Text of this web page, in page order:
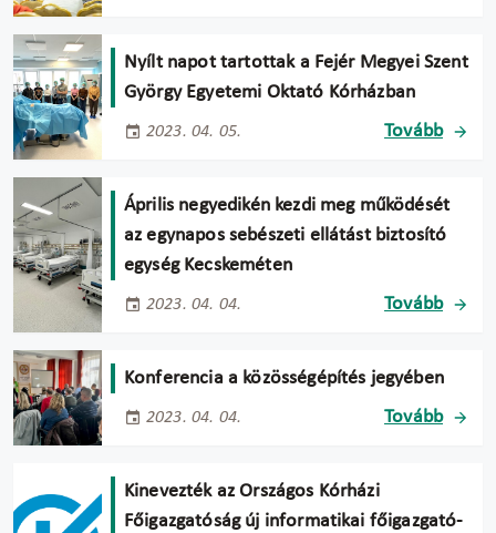
Nyílt napot tartottak a Fejér Megyei Szent
György Egyetemi Oktató Kórházban
2023. 04. 05. Tovább
Április negyedikén kezdi meg működését
az egynapos sebészeti ellátást biztosító
egység Kecskeméten
2023. 04. 04. Tovább
Konferencia a közösségépítés jegyében
2023. 04. 04. Tovább
Kinevezték az Országos Kórházi
Főigazgatóság új informatikai főigazgató-